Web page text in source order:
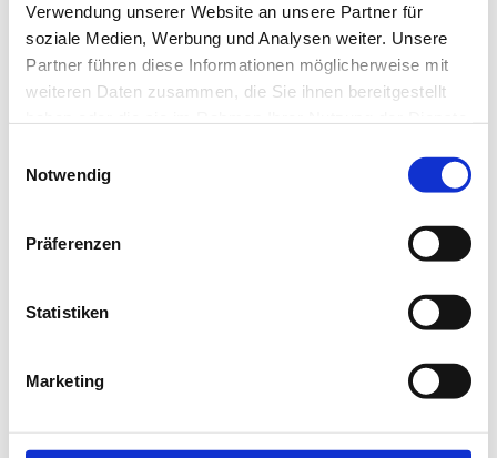
Verwendung unserer Website an unsere Partner für
soziale Medien, Werbung und Analysen weiter. Unsere
Partner führen diese Informationen möglicherweise mit
weiteren Daten zusammen, die Sie ihnen bereitgestellt
Notwendig
Präferenzen
Statistiken
Marketing
loadingjobninja.com
for more